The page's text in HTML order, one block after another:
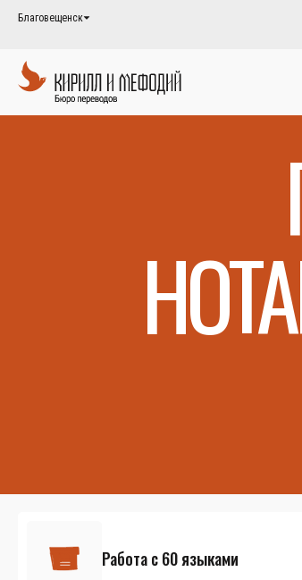
Благовещенск
Работа с 60 языками